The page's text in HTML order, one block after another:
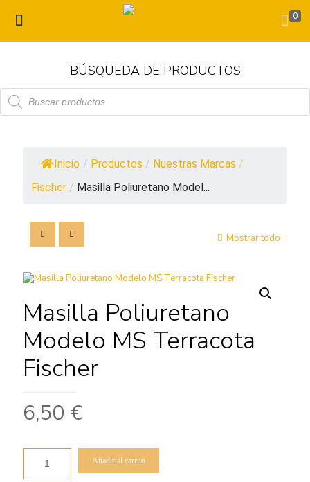
0
BÚSQUEDA DE PRODUCTOS
Búsqueda
de
productos
Inicio / Productos / Nuestras Marcas /
Fischer / Masilla Poliuretano Model...
Mostrar todo
Masilla Poliuretano
Modelo MS Terracota
Fischer
6,50 €
Añadir al carrito